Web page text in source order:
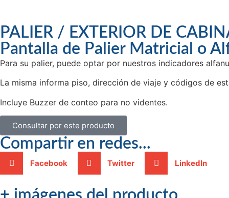
PALIER / EXTERIOR DE
Pantalla de Palier Matricial o
Para su palier, puede optar por nuestros indicadores
La misma informa piso, dirección de viaje y códigos de
Incluye Buzzer de conteo para no videntes.
Consultar por este producto
Compartir en redes...
Facebook Twitter LinkedIn